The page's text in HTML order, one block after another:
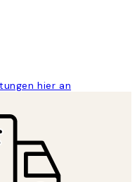
hier an